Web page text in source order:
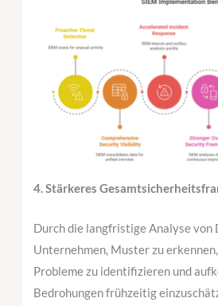
4. Stärkeres
Durch die langfristige Analyse von
Unternehmen, Muster zu
Probleme zu identifizieren und
Bedrohungen frühzeitig